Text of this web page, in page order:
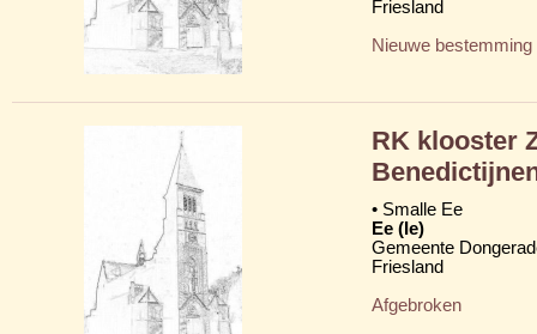
Friesland
Nieuwe bestemming
RK klooster
• Smalle Ee
Ee (Ie)
Gemeente
Friesland
Afgebroken